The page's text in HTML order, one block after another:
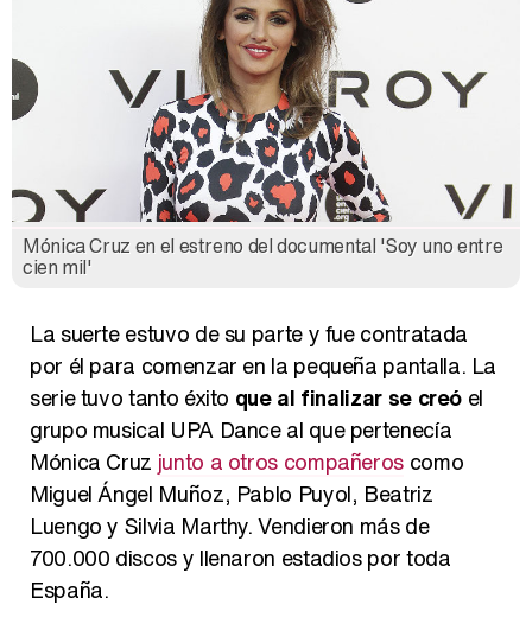
Mónica Cruz en el estreno del documental 'Soy uno entre
cien mil'
La suerte estuvo de su parte y fue contratada
por él para comenzar en la pequeña pantalla. La
serie tuvo tanto éxito que al finalizar se creó el
grupo musical UPA Dance al que pertenecía
Mónica Cruz junto a otros compañeros como
Miguel Ángel Muñoz, Pablo Puyol, Beatriz
Luengo y Silvia Marthy. Vendieron más de
700.000 discos y llenaron estadios por toda
España.